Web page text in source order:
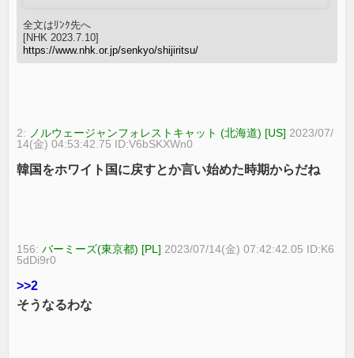
全文はﾘﾝｸ先へ
[NHK 2023.7.10]
https://www.nhk.or.jp/senkyo/shijiritsu/
2: ノルウェージャンフォレストキャット (北海道) [US] 2023/07/
14(金) 04:53:42.75 ID:V6bSKXWn0
韓国をホワイト国に戻すとか言い始めた時期からだね
156:バーミーズ(東京都) [PL] 2023/07/14(金) 07:42:42.05 ID:K6
5dDi9r0
>>2
そうなるわな